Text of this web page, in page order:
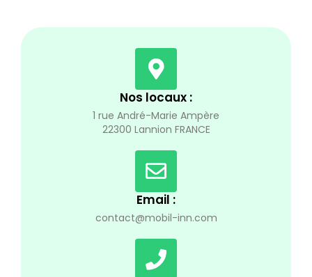
Nos locaux :
1 rue André-Marie Ampère
22300 Lannion FRANCE
Email :
contact@mobil-inn.com